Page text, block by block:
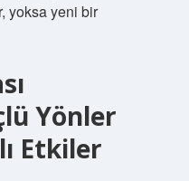
yoksa yeni bir
Yönler
Etkiler